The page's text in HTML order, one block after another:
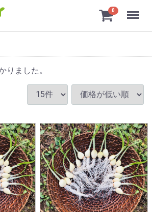
0 Menu
りました。